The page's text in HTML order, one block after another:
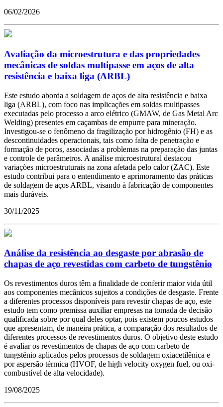
06/02/2026
Avaliação da microestrutura e das propriedades
mecânicas de soldas multipasse em aços de alta
resistência e baixa liga (ARBL)
Este estudo aborda a soldagem de aços de alta resistência e baixa
liga (ARBL), com foco nas implicações em soldas multipasses
executadas pelo processo a arco elétrico (GMAW, de Gas Metal Arc
Welding) presentes em caçambas de empurre para mineração.
Investigou-se o fenômeno da fragilização por hidrogênio (FH) e as
descontinuidades operacionais, tais como falta de penetração e
formação de poros, associadas a problemas na preparação das juntas
e controle de parâmetros. A análise microestrutural destacou
variações microestruturais na zona afetada pelo calor (ZAC). Este
estudo contribui para o entendimento e aprimoramento das práticas
de soldagem de aços ARBL, visando à fabricação de componentes
mais duráveis.
30/11/2025
Análise da resistência ao desgaste por abrasão de
chapas de aço revestidas com carbeto de tungstênio
Os revestimentos duros têm a finalidade de conferir maior vida útil
aos componentes mecânicos sujeitos a condições de desgaste. Frente
a diferentes processos disponíveis para revestir chapas de aço, este
estudo tem como premissa auxiliar empresas na tomada de decisão
qualificada sobre por qual deles optar, pois existem poucos estudos
que apresentam, de maneira prática, a comparação dos resultados de
diferentes processos de revestimentos duros. O objetivo deste estudo
é avaliar os revestimentos de chapas de aço com carbeto de
tungstênio aplicados pelos processos de soldagem oxiacetilênica e
por aspersão térmica (HVOF, de high velocity oxygen fuel, ou oxi-
combustível de alta velocidade).
19/08/2025